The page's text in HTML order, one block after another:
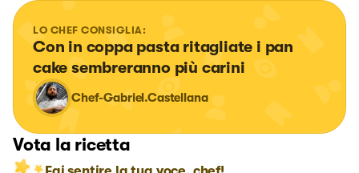
LO CHEF CONSIGLIA:
Con in coppa pasta ritagliate i pan
cake sembreranno più carini
Chef-Gabriel.Castellana
Vota la ricetta